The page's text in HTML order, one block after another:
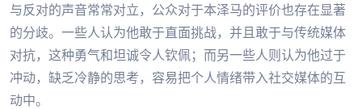
与反对的声音常常对立，公众对于本泽马的评价也存在显著
的分歧。一些人认为他敢于直面挑战，并且敢于与传统媒体
对抗，这种勇气和坦诚令人钦佩；而另一些人则认为他过于
冲动，缺乏冷静的思考，容易把个人情绪带入社交媒体的互
动中。